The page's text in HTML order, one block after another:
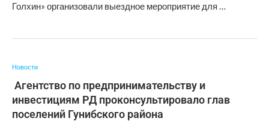
Голхин» организовали выездное мероприятие для …
Новости
Агентство по предпринимательству и
инвестициям РД проконсультировало глав
поселений Гунибского района